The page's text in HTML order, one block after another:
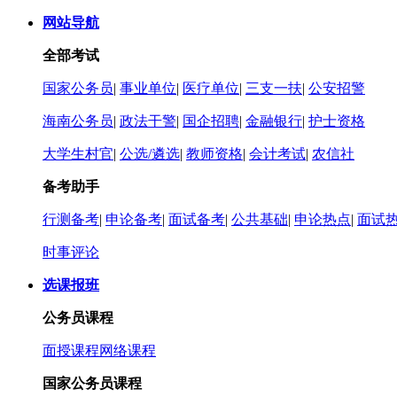
网站导航
全部考试
国家公务员| 事业单位| 医疗单位| 三支一扶| 公安招警
海南公务员| 政法干警| 国企招聘| 金融银行| 护士资格
大学生村官| 公选/遴选| 教师资格| 会计考试| 农信社
备考助手
行测备考| 申论备考| 面试备考| 公共基础| 申论热点| 面试
时事评论
选课报班
公务员课程
面授课程网络课程
国家公务员课程